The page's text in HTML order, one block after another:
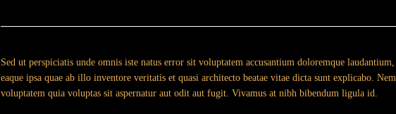
Sed ut perspiciatis unde omnis iste natus error sit voluptatem accusantium doloremque
eaque ipsa quae ab illo inventore veritatis et quasi architecto beatae vitae dicta sunt explicabo.
voluptatem quia voluptas sit aspernatur aut odit aut fugit. Vivamus at nibh bibendum ligula id.